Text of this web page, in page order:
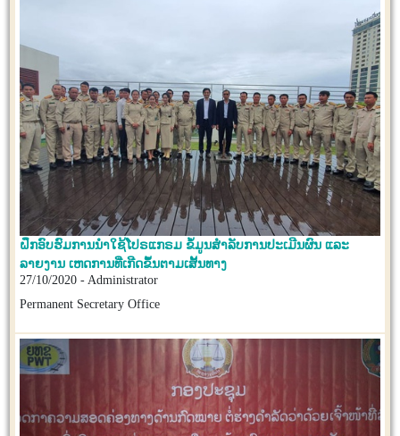
ຝຶກອົບຮົມການນຳໃຊ້ໂປຣແກຣມ ຂໍ້ມູນສຳລັບການປະເມີນຜົນ ແລະ
ລາຍງານ ເຫດການທີ່ເກີດຂຶ້ນຕາມເສັ້ນທາງ
27/10/2020 - Administrator
Permanent Secretary Office